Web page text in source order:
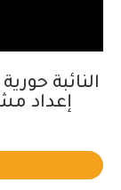
النائبة
إعداد